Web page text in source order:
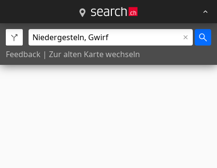
Feedback | Zur alten Karte wechseln